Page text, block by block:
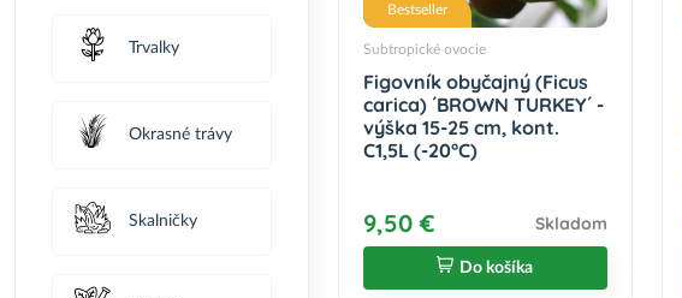
Trvalky
Okrasné trávy
Skalničky
Bestseller
Subtropické ovocie
Figovník obyčajný (Ficus
carica) ´BROWN TURKEY´ -
výška 15-25 cm, kont.
C1,5L (-20°C)
9,50 € Skladom
Do košíka